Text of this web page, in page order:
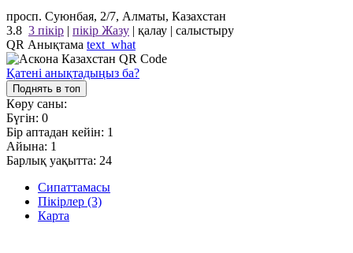
просп. Суюнбая, 2/7, Алматы, Казахстан
3.8 3 пікір | пікір Жазу | қалау | салыстыру
QR Анықтама text_what
Қатені анықтадыңыз ба?
Поднять в топ
Көру саны:
Бүгін: 0
Бір аптадан кейін: 1
Айына: 1
Барлық уақытта: 24
Сипаттамасы
Пікірлер (3)
Карта